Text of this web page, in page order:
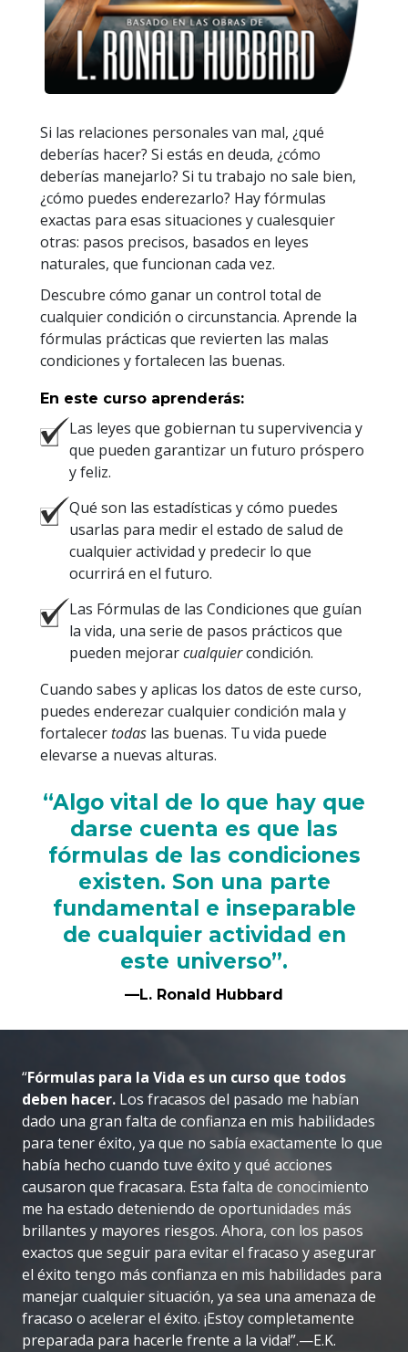
Si las relaciones personales van mal, ¿qué
deberías hacer? Si estás en deuda, ¿cómo
deberías manejarlo? Si tu trabajo no sale bien,
¿cómo puedes enderezarlo? Hay fórmulas
exactas para esas situaciones y cualesquier
otras: pasos precisos, basados en leyes
naturales, que funcionan cada vez.
Descubre cómo ganar un control total de
cualquier condición o circunstancia. Aprende la
fórmulas prácticas que revierten las malas
condiciones y fortalecen las buenas.
En este curso aprenderás:
Las leyes que gobiernan tu supervivencia y
que pueden garantizar un futuro próspero
y feliz.
Qué son las estadísticas y cómo puedes
usarlas para medir el estado de salud de
cualquier actividad y predecir lo que
ocurrirá en el futuro.
Las Fórmulas de las Condiciones que guían
la vida, una serie de pasos prácticos que
pueden mejorarcualquiercondición.
Cuando sabes y aplicas los datos de este curso,
puedes enderezar cualquier condición mala y
fortalecertodas las buenas. Tu vida puede
elevarse a nuevas alturas.
“Algo vital de lo que hay que
darse cuenta es que las
fórmulas de las condiciones
existen. Son una parte
fundamental e inseparable
de cualquier actividad en
este universo”.
—L. Ronald Hubbard
“Fórmulas para la Vida es un curso que todos
deben hacer. Los fracasos del pasado me habían
dado una gran falta de confianza en mis habilidades
para tener éxito, ya que no sabía exactamente lo que
había hecho cuando tuve éxito y qué acciones
causaron que fracasara. Esta falta de conocimiento
me ha estado deteniendo de oportunidades más
brillantes y mayores riesgos. Ahora, con los pasos
exactos que seguir para evitar el fracaso y asegurar
el éxito tengo más confianza en mis habilidades para
manejar cualquier situación, ya sea una amenaza de
fracaso o acelerar el éxito. ¡Estoy completamente
preparada para hacerle frente a la vida!”.—E.K.